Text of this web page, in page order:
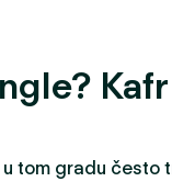
tom gradu često